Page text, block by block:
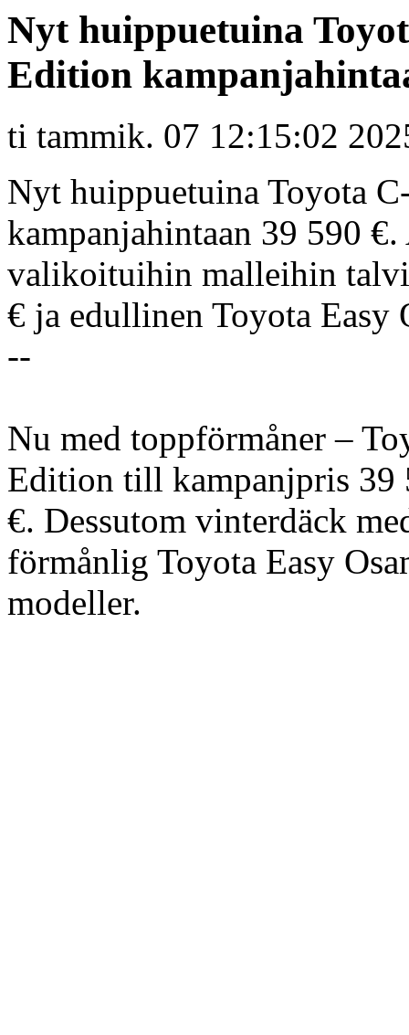
Nyt huippuetuina
Edition
ti tammik. 07 12:15:02
Nyt huippuetuina Toyota
kampanjahintaan 39 590
valikoituihin malleihin
€ ja edullinen Toyota Easy
--
Nu med toppförmåner –
Edition till kampanjpris 39
€. Dessutom vinterdäck
förmånlig Toyota Easy
modeller.